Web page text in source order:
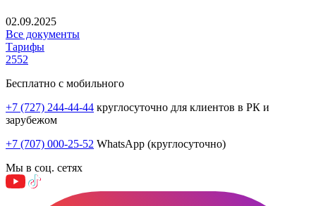
02.09.2025
Все документы
Тарифы
2552
Бесплатно с мобильного
+7 (727) 244-44-44 круглосуточно для клиентов в РК и
зарубежом
+7 (707) 000-25-52 WhatsApp (круглосуточно)
Мы в соц. сетях